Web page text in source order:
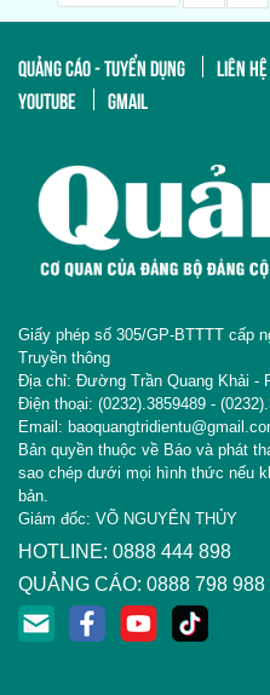
QUẢNG CÁO - TUYỂN DỤNG LIÊN
YOUTUBE
GMAIL
Giấy phép số 305/GP-BTTTT cấp
Truyền thông
Địa chỉ: Đường Trần Quang Khải -
Điện thoại: (0232).3859489 -
Email:
Bản quyền thuộc về Báo và phát
sao chép dưới mọi hình thức nếu
bản.
Giám đốc: VÕ NGUYÊN THỦY
HOTLINE: 0888 444 898
QUẢNG CÁO: 0888 798 988